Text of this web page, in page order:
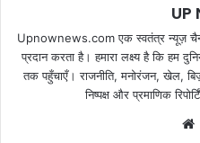
UP
Upnownews.com एक स्वतंत्र न्यूज़
प्रदान करता है। हमारा लक्ष्य है कि हम
तक पहुँचाएँ। राजनीति, मनोरंजन, खेल,
निष्पक्ष और प्रमाणिक